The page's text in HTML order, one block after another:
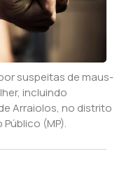
suspeitas de maus-
incluindo
Arraiolos, no distrito
(MP).